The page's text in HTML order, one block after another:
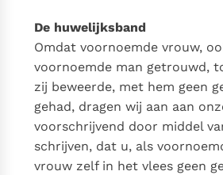
Denzinger
Nieuwste Documenten
5. Het gebed van de Kerk
In Christus wordt onze honger
Leer de kostbare parel van Gods
herkennen
Gods Koninkrijk groeit stilletjes
De huwelijksband
Omdat voornoemde vrouw,
voornoemde man getrouwd,
zij beweerde, met hem geen
gehad, dragen wij aan aan
voorschrijvend door middel
schrijven, dat u, als
vrouw zelf in het vlees geen